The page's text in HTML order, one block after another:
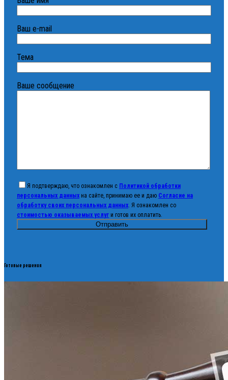
Ваш e-mail
Тема
Ваше сообщение
Я подтверждаю, что ознакомлен с Политикой обработки
персональных данных на сайте, принимаю ее и даю Согласие на
обработку своих персональных данных . Я ознакомлен со
стоимостью оказываемых услуг и готов их оплатить.
Готовые решения